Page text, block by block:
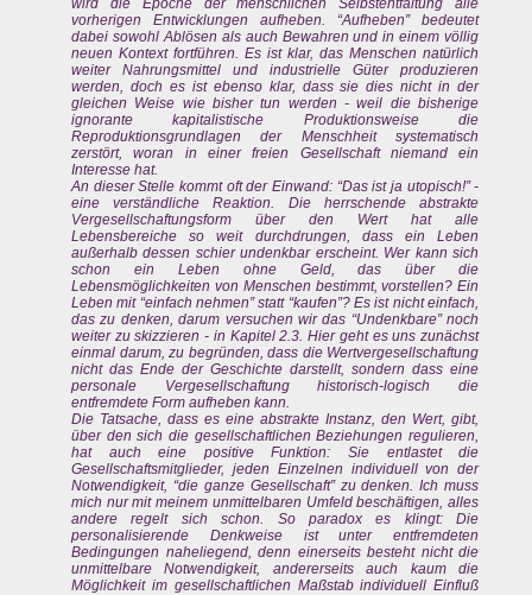
wird die Epoche der menschlichen Selbstentfaltung alle
vorherigen Entwicklungen aufheben. “Aufheben” bedeutet
dabei sowohl Ablösen als auch Bewahren und in einem völlig
neuen Kontext fortführen. Es ist klar, das Menschen natürlich
weiter Nahrungsmittel und industrielle Güter produzieren
werden, doch es ist ebenso klar, dass sie dies nicht in der
gleichen Weise wie bisher tun werden - weil die bisherige
ignorante kapitalistische Produktionsweise die
Reproduktionsgrundlagen der Menschheit systematisch
zerstört, woran in einer freien Gesellschaft niemand ein
Interesse hat.
An dieser Stelle kommt oft der Einwand: “Das ist ja utopisch!” -
eine verständliche Reaktion. Die herrschende abstrakte
Vergesellschaftungsform über den Wert hat alle
Lebensbereiche so weit durchdrungen, dass ein Leben
außerhalb dessen schier undenkbar erscheint. Wer kann sich
schon ein Leben ohne Geld, das über die
Lebensmöglichkeiten von Menschen bestimmt, vorstellen? Ein
Leben mit “einfach nehmen” statt “kaufen”? Es ist nicht einfach,
das zu denken, darum versuchen wir das “Undenkbare” noch
weiter zu skizzieren - in Kapitel 2.3. Hier geht es uns zunächst
einmal darum, zu begründen, dass die Wertvergesellschaftung
nicht das Ende der Geschichte darstellt, sondern dass eine
personale Vergesellschaftung historisch-logisch die
entfremdete Form aufheben kann.
Die Tatsache, dass es eine abstrakte Instanz, den Wert, gibt,
über den sich die gesellschaftlichen Beziehungen regulieren,
hat auch eine positive Funktion: Sie entlastet die
Gesellschaftsmitglieder, jeden Einzelnen individuell von der
Notwendigkeit, “die ganze Gesellschaft” zu denken. Ich muss
mich nur mit meinem unmittelbaren Umfeld beschäftigen, alles
andere regelt sich schon. So paradox es klingt: Die
personalisierende Denkweise ist unter entfremdeten
Bedingungen naheliegend, denn einerseits besteht nicht die
unmittelbare Notwendigkeit, andererseits auch kaum die
Möglichkeit im gesellschaftlichen Maßstab individuell Einfluß